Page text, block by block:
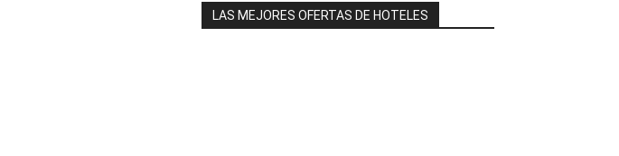
LAS MEJORES OFERTAS DE HOTELES